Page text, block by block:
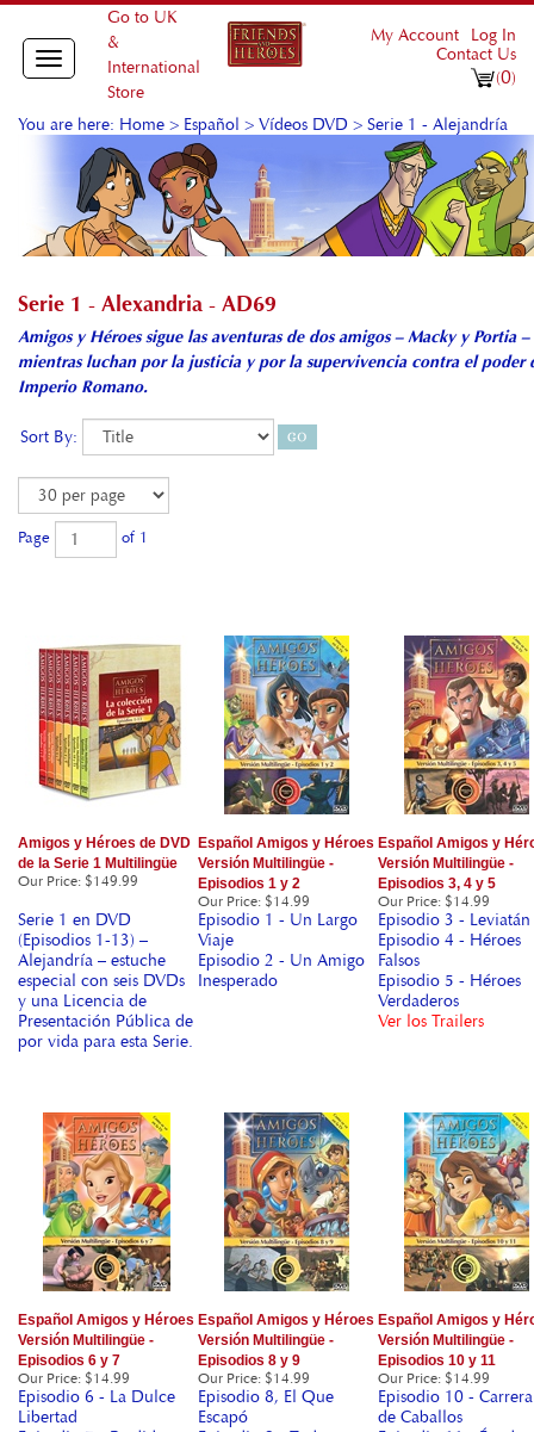
Toggle
navigation
Go to UK
&
International
Store
My Account
Log In
Contact Us
(0)
You are here: Home > Español > Vídeos DVD > Serie 1 - Alejandría
Serie 1 - Alexandria - AD69
Amigos y Héroes sigue las aventuras de dos amigos – Macky y Portia –
mientras luchan por la justicia y por la supervivencia contra el poder
Imperio Romano.
Sort By:
Page of 1
Amigos y Héroes de DVD
de la Serie 1 Multilingüe
Our Price: $149.99
Español Amigos y Héroes
Versión Multilingüe -
Episodios 1 y 2
Our Price: $14.99
Español Amigos y
Versión Multilingüe -
Episodios 3, 4 y 5
Our Price: $14.99
Serie 1 en DVD
(Episodios 1-13) –
Alejandría – estuche
especial con seis DVDs
y una Licencia de
Presentación Pública de
por vida para esta Serie.
Episodio 1 - Un Largo
Viaje
Episodio 2 - Un Amigo
Inesperado
Episodio 3 - Leviatán
Episodio 4 - Héroes
Falsos
Episodio 5 - Héroes
Verdaderos
Ver los Trailers
Español Amigos y Héroes
Versión Multilingüe -
Episodios 6 y 7
Our Price: $14.99
Español Amigos y Héroes
Versión Multilingüe -
Episodios 8 y 9
Our Price: $14.99
Español Amigos y
Versión Multilingüe -
Episodios 10 y 11
Our Price: $14.99
Episodio 6 - La Dulce
Libertad
Episodio 8, El Que
Escapó
Episodio 10 - Carrera
de Caballos